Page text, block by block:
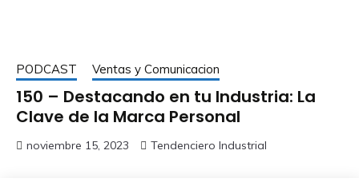
PODCAST Ventas y Comunicacion
150 – Destacando en tu Industria: La
Clave de la Marca Personal
noviembre 15, 2023 Tendenciero Industrial